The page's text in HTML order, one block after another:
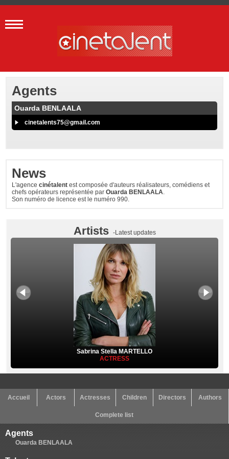
News
L'agencecinétalent est composée d'auteurs réalisateurs, comédiens et
chefs opérateurs représentée parOuarda BENLAALA.
Son numéro de licence est le numéro 990.
Agents
Ouarda BENLAALA
cinetalents75@gmail.com
Artists -Latest updates
Sabrina Stella MARTELLO
ACTRESS
Accueil Actors Actresses Children Directors Authors
Complete list
Agents
Ouarda BENLAALA